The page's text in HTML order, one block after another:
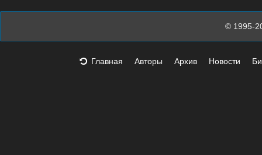
© 1995-
Главная Авторы Архив Новости